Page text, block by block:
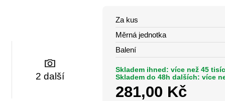
2 další
Za kus
Měrná jednotka
Balení
Skladem ihned: více než 45
Skladem do 48h dalších: více
281,00 Kč